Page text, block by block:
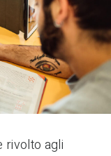
rivolto agli